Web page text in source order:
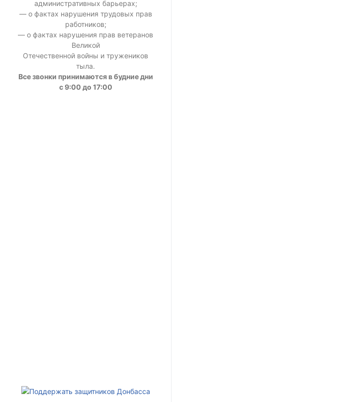
административных барьерах;
— о фактах нарушения трудовых прав
работников;
— о фактах нарушения прав ветеранов
Великой
Отечественной войны и тружеников
тыла.
Все звонки принимаются в будние дни
с 9:00 до 17:00